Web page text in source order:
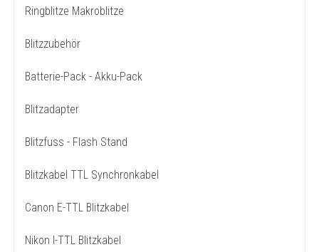
Ringblitze Makroblitze
Blitzzubehör
Batterie-Pack - Akku-Pack
Blitzadapter
Blitzfuss - Flash Stand
Blitzkabel TTL Synchronkabel
Canon E-TTL Blitzkabel
Nikon I-TTL Blitzkabel